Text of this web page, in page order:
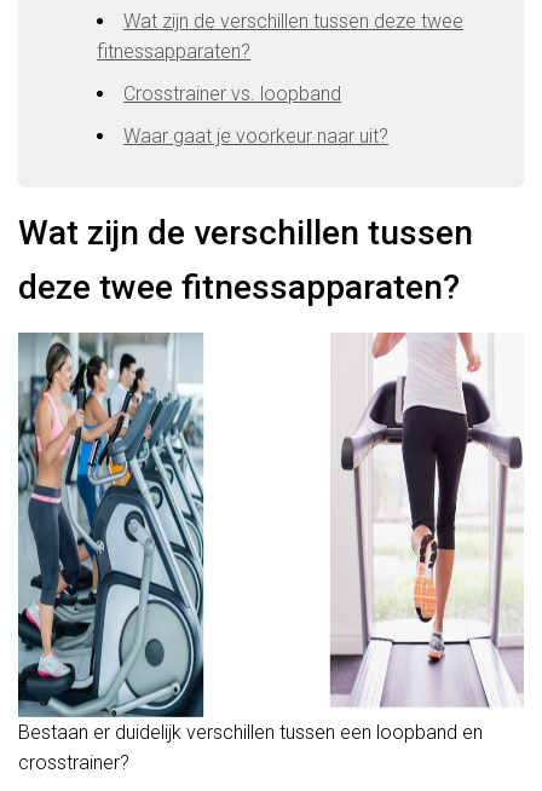
Wat zijn de verschillen tussen deze twee
fitnessapparaten?
Crosstrainer vs. loopband
Waar gaat je voorkeur naar uit?
Wat zijn de verschillen tussen
deze twee fitnessapparaten?
Bestaan er duidelijk verschillen tussen een loopband en
crosstrainer?